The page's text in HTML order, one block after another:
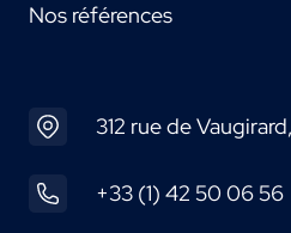
Nos références
312 rue de
+33 (1) 42 50 06 56